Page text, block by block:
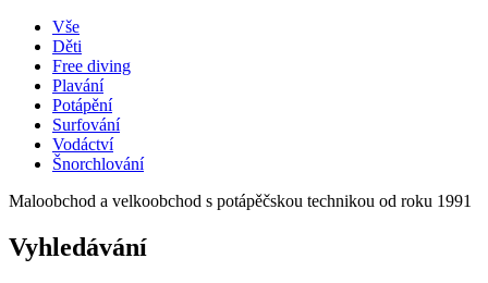
Vše
Děti
Free diving
Plavání
Potápění
Surfování
Vodáctví
Šnorchlování
Maloobchod a velkoobchod s potápěčskou technikou od roku 1991
Vyhledávání